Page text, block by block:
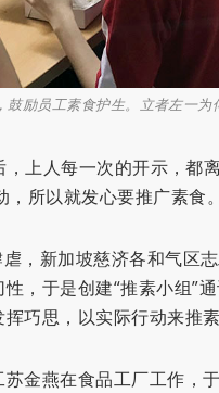
励员工素食护生。立者左一为
上人每一次的开示，都离
所以就发心要推广素食
，新加坡慈济各和气区
，于是创建“推素小组”
巧思，以实际行动来推素
金燕在食品工厂工作，